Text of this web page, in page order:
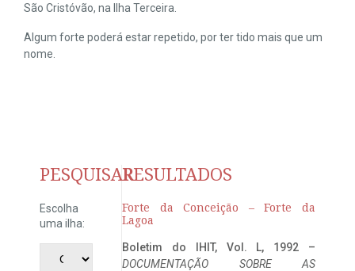
São Cristóvão, na Ilha Terceira.
Algum forte poderá estar repetido, por ter tido mais que um
nome.
PESQUISAR
Escolha
uma ilha:
RESULTADOS
Forte da Conceição – Forte da
Lagoa
Boletim do IHIT, Vol. L, 1992 –
DOCUMENTAÇÃO SOBRE AS